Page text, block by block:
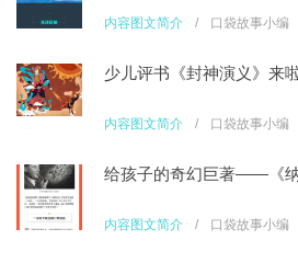
内容图文简介 / 口袋故事小编
少儿评书《封神演义》来
内容图文简介 / 口袋故事小编
给孩子的奇幻巨著——《纳
内容图文简介 / 口袋故事小编